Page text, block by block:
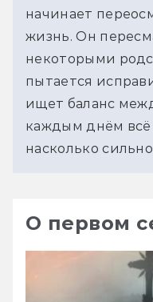
начинает
жизнь. Он
некоторыми
пытается
ищет баланс
каждым днём
насколько
О первом